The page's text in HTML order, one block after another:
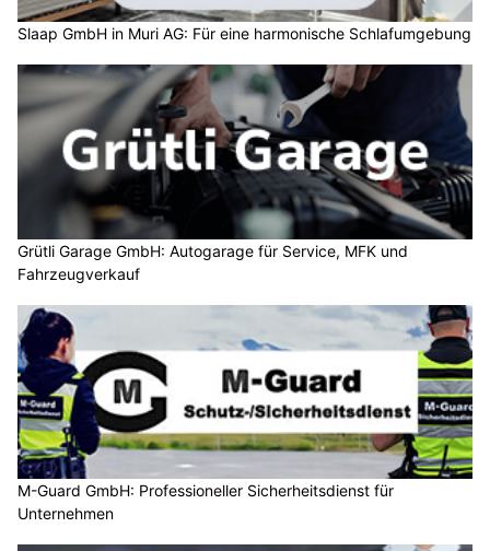
Slaap GmbH in Muri AG: Für eine harmonische Schlafumgebung
Grütli Garage GmbH: Autogarage für Service, MFK und
Fahrzeugverkauf
M-Guard GmbH: Professioneller Sicherheitsdienst für
Unternehmen